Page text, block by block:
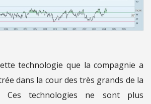
technologie que la compagnie a
dans la cour des très grands de la
Ces technologies ne sont plus